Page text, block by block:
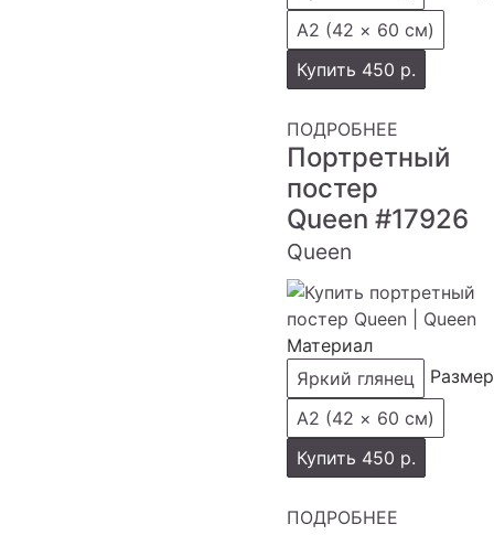
А2 (42 × 60 см)
Купить 450 р.
ПОДРОБНЕЕ
Портретный
постер
Queen #17926
Queen
Материал
Яркий глянец
Размер
А2 (42 × 60 см)
Купить 450 р.
ПОДРОБНЕЕ